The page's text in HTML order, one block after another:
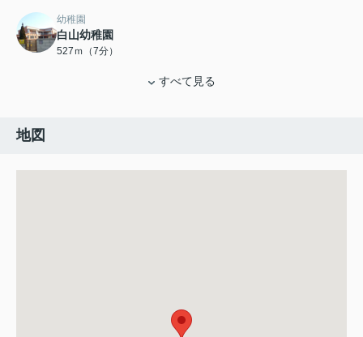
幼稚園
白山幼稚園
527ｍ（7分）
すべて見る
地図